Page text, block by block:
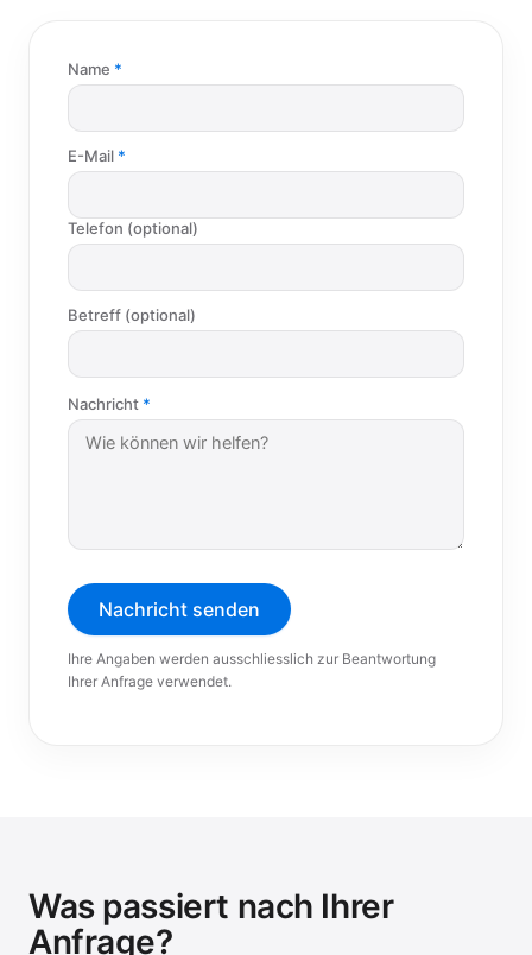
Name
E-Mail
Telefon (optional)
Betreff (optional)
Nachricht
Nachricht senden
Ihre Angaben werden ausschliesslich zur Beantwortung
Ihrer Anfrage verwendet.
Was passiert nach Ihrer
Anfrage?